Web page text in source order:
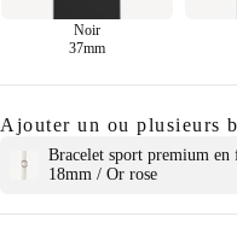
Noir
37mm
Ajouter un ou plusieurs
Bracelet sport premium
18mm / Or rose